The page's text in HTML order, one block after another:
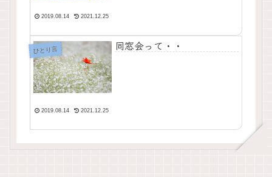
2019.08.14 2021.12.25
ひとり言 同窓会って・・
2019.08.14 2021.12.25